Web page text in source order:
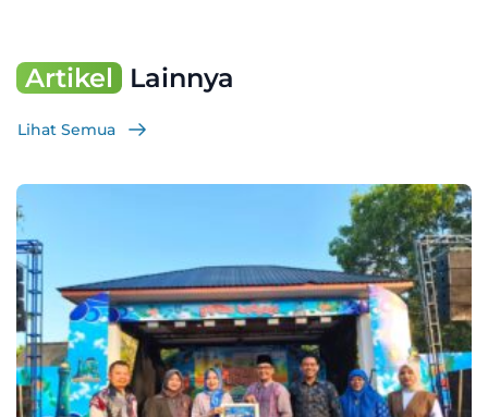
Artikel Lainnya
Lihat Semua